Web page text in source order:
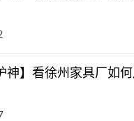
神】看徐州家具厂如